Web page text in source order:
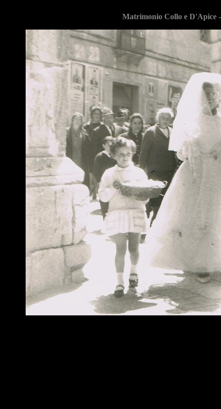
Matrimonio Collo e D'Apice